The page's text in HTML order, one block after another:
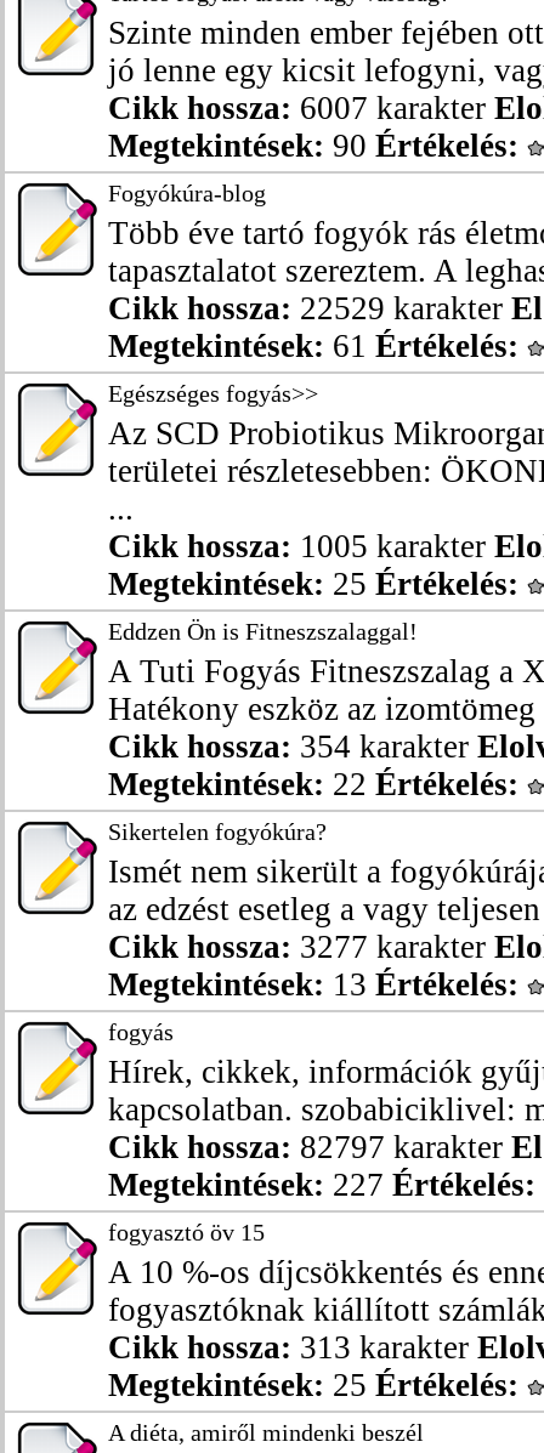
Szinte minden ember fejében
jó lenne egy kicsit lefogyni,
Cikk hossza: 6007 karakter
Megtekintések: 90 Értékelés:
Fogyókúra-blog
Több éve tartó fogyók rás
tapasztalatot szereztem. A
Cikk hossza: 22529 karakter
Megtekintések: 61 Értékelés:
Egészséges fogyás>>
Az SCD Probiotikus
területei részletesebben:
...
Cikk hossza: 1005 karakter
Megtekintések: 25 Értékelés:
Eddzen Ön is Fitneszszalaggal!
A Tuti Fogyás Fitneszszalag a
Hatékony eszköz az izomtömeg
Cikk hossza: 354 karakter
Megtekintések: 22 Értékelés:
Sikertelen fogyókúra?
Ismét nem sikerült a
az edzést esetleg a vagy
Cikk hossza: 3277 karakter
Megtekintések: 13 Értékelés:
fogyás
Hírek, cikkek, információk
kapcsolatban. szobabiciklivel:
Cikk hossza: 82797 karakter
Megtekintések: 227 Értékelés:
fogyasztó öv 15
A 10 %-os díjcsökkentés és
fogyasztóknak kiállított
Cikk hossza: 313 karakter
Megtekintések: 25 Értékelés:
A diéta, amiről mindenki beszél